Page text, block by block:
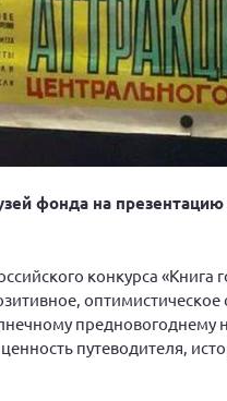
фонда на
конкурса «Книга
путеводителя,